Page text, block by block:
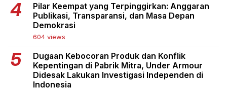
Pilar Keempat yang Terpinggirkan: Anggaran
Publikasi, Transparansi, dan Masa Depan
Demokrasi
604 views
Dugaan Kebocoran Produk dan Konflik
Kepentingan di Pabrik Mitra, Under Armour
Didesak Lakukan Investigasi Independen di
Indonesia